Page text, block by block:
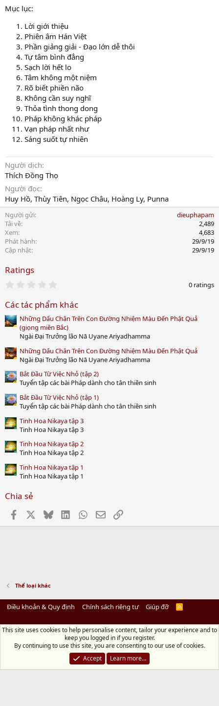
Mục lục:
Lời giới thiệu
Phiên âm Hán Việt
Phần giảng giải - Đạo lớn dễ thôi
Tự tâm bình đẳng
Sạch lời hết lo
Tâm không một niệm
Rõ biết phiền não
Không cần suy nghĩ
Thỏa tình thong dong
Pháp không khác pháp
Vạn pháp nhất như
Sáng suốt tự nhiên
Người dịch
Thích Đồng Thọ
Người đọc
Huy Hồ, Thùy Tiên, Ngọc Châu, Hoàng Ly, Punna
Người gửi
dieuphapam
Tải về
2,489
Xem
4,683
Phát hành
29/9/19
Cập nhật
29/9/19
Ratings
0
t
a
r
(
s
)
0 ratings
Các tác phẩm khác
Những Dấu Chân Trên Con Đường Nhiệm Màu Đến Phật Quả
(giọng miền Bắc)
Ngài Đại Trưởng lão Nā Uyane Ariyadhamma
Những Dấu Chân Trên Con Đường Nhiệm Màu Đến Phật Quả
Ngài Đại Trưởng lão Nā Uyane Ariyadhamma
Bắt Đầu Từ Việc Nhỏ (tập 2)
Tuyển tập các bài Pháp dành cho tân thiền sinh
Bắt Đầu Từ Việc Nhỏ (tập 1)
Tuyển tập các bài Pháp dành cho tân thiền sinh
Tinh Hoa Nikaya tập 3
Tinh Hoa Nikaya tập 3
Tinh Hoa Nikaya tập 2
Tinh Hoa Nikaya tập 2
Tinh Hoa Nikaya tập 1
Tinh Hoa Nikaya tập 1
Chia sẻ
Facebook BlueskyLinkedInWhatsApp
EmailLink
Thể loại khác
Điều khoản & Quy định Chính sách riêng tư Giúp đỡ
R
Diệu Pháp Âm
Chùa Diệu Pháp - Số 72/14 Phú Mỹ, Phú Hòa Đông, Củ Chi, TP.HCM
đồ)
Điện thoại: 028.36208438 | Email: bientap@dieuphapam.net
Chủ Nhiệm: Thích Minh Thiền
This site uses cookies to help personalise content, tailor your experience and to
keep you logged in if you register.
By continuing to use this site, you are consenting to our use of cookies.
Accept
Learn more…